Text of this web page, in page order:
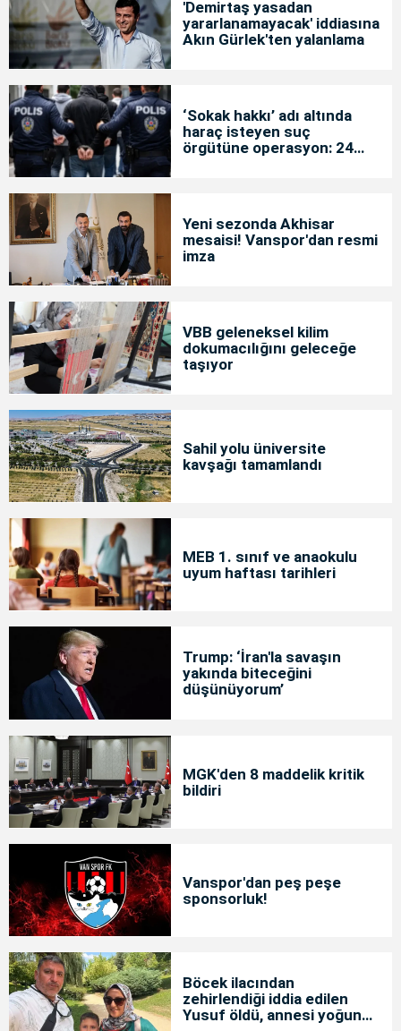
'Demirtaş yasadan
yararlanamayacak' iddiasına
Akın Gürlek'ten yalanlama
‘Sokak hakkı’ adı altında
haraç isteyen suç
örgütüne operasyon: 24
Yeni sezonda Akhisar
mesaisi! Vanspor'dan resmi
imza
VBB geleneksel kilim
dokumacılığını geleceğe
taşıyor
Sahil yolu üniversite
kavşağı tamamlandı
MEB 1. sınıf ve anaokulu
uyum haftası tarihleri
Trump: ‘İran'la savaşın
yakında biteceğini
düşünüyorum’
MGK'den 8 maddelik kritik
bildiri
Vanspor'dan peş peşe
sponsorluk!
Böcek ilacından
zehirlendiği iddia edilen
Yusuf öldü, annesi yoğun